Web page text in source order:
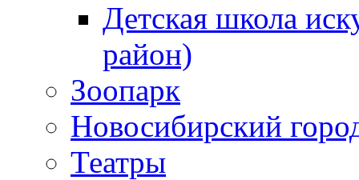
Детская школа
район)
Зоопарк
Новосибирский
Театры